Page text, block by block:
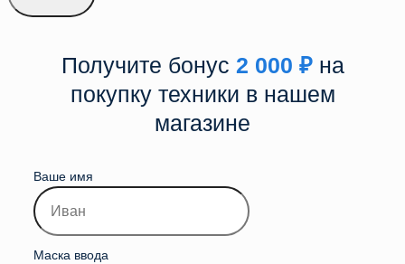
Получите бонус 2 000 ₽на
покупку техники в нашем
магазине
Ваше имя
Маска ввода